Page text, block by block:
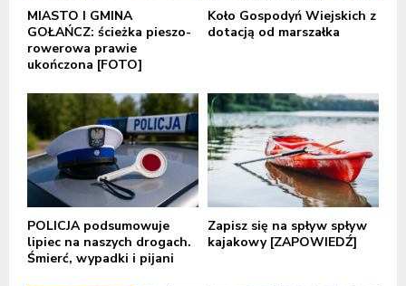
MIASTO I GMINA
GOŁAŃCZ: ścieżka pieszo-
rowerowa prawie
ukończona [FOTO]
Koło Gospodyń Wiejskich z
dotacją od marszałka
POLICJA podsumowuje
lipiec na naszych drogach.
Śmierć, wypadki i pijani
Zapisz się na spływ spływ
kajakowy [ZAPOWIEDŹ]